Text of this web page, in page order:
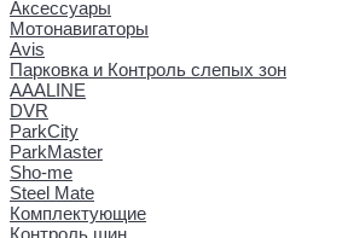
Аксессуары
Мотонавигаторы
Avis
Парковка и Контроль слепых зон
AAALINE
DVR
ParkCity
ParkMaster
Sho-me
Steel Mate
Комплектующие
Контроль шин